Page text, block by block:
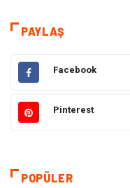
Dekorasyon
Hukuk
Giyim
Otomotiv
PAYLAŞ
Facebook
Pinterest
POPÜLER